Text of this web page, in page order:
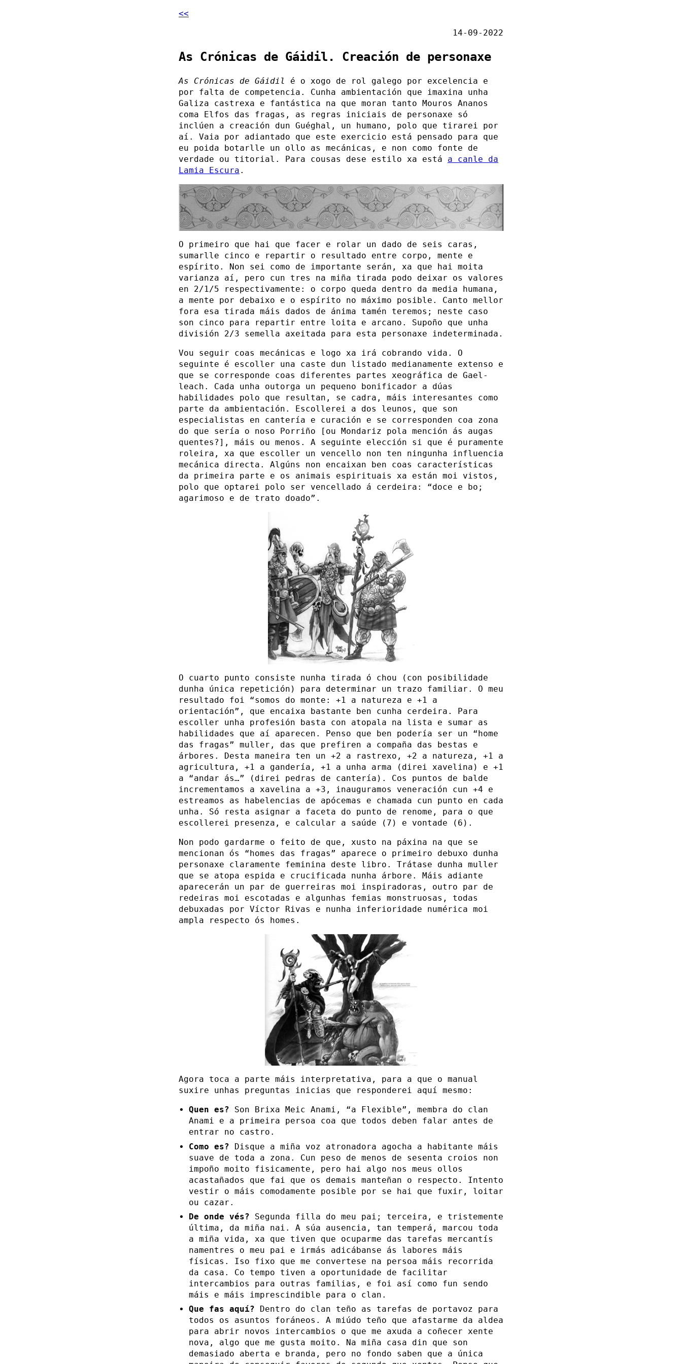
<<
14-09-2022
As Crónicas de Gáidil. Creación de personaxe
As Crónicas de Gáidil
é o xogo de rol galego por excelencia e
por falta de competencia. Cunha ambientación que imaxina unha
Galiza castrexa e fantástica na que moran tanto Mouros Ananos
coma Elfos das fragas, as regras iniciais de personaxe só
inclúen a creación dun Guéghal, un humano, polo que tirarei por
aí. Vaia por adiantado que este exercicio está pensado para que
eu poida botarlle un ollo as mecánicas, e non como fonte de
verdade ou titorial. Para cousas dese estilo xa está a canle da
Lamia Escura .
O primeiro que hai que facer e rolar un dado de seis caras,
sumarlle cinco e repartir o resultado entre corpo, mente e
espírito. Non sei como de importante serán, xa que hai moita
varianza aí, pero cun tres na miña tirada podo deixar os valores
en 2/1/5 respectivamente: o corpo queda dentro da media humana,
a mente por debaixo e o espírito no máximo posible. Canto mellor
fora esa tirada máis dados de ánima tamén teremos; neste caso
son cinco para repartir entre loita e arcano. Supoño que unha
división 2/3 semella axeitada para esta personaxe indeterminada.
Vou seguir coas mecánicas e logo xa irá cobrando vida. O
seguinte é escoller una caste dun listado medianamente extenso e
que se corresponde coas diferentes partes xeográfica de Gael-
leach. Cada unha outorga un pequeno bonificador a dúas
habilidades polo que resultan, se cadra, máis interesantes como
parte da ambientación. Escollerei a dos leunos, que son
especialistas en cantería e curación e se corresponden coa zona
do que sería o noso Porriño [ou Mondariz pola mención ás augas
quentes?], máis ou menos. A seguinte elección si que é puramente
roleira, xa que escoller un vencello non ten ningunha influencia
mecánica directa. Algúns non encaixan ben coas características
da primeira parte e os animais espirituais xa están moi vistos,
polo que optarei polo ser vencellado á cerdeira: “doce e bo;
agarimoso e de trato doado”.
O cuarto punto consiste nunha tirada ó chou (con posibilidade
dunha única repetición) para determinar un trazo familiar. O meu
resultado foi “somos do monte: +1 a natureza e +1 a
orientación”, que encaixa bastante ben cunha cerdeira. Para
escoller unha profesión basta con atopala na lista e sumar as
habilidades que aí aparecen. Penso que ben podería ser un “home
das fragas” muller, das que prefiren a compaña das bestas e
árbores. Desta maneira ten un +2 a rastrexo, +2 a natureza, +1 a
agricultura, +1 a gandería, +1 a unha arma (direi xavelina) e +1
a “andar ás…” (direi pedras de cantería). Cos puntos de balde
incrementamos a xavelina a +3, inauguramos veneración cun +4 e
estreamos as habelencias de apócemas e chamada cun punto en cada
unha. Só resta asignar a faceta do punto de renome, para o que
escollerei presenza, e calcular a saúde (7) e vontade (6).
Non podo gardarme o feito de que, xusto na páxina na que se
mencionan ós “homes das fragas” aparece o primeiro debuxo dunha
personaxe claramente feminina deste libro. Trátase dunha muller
que se atopa espida e crucificada nunha árbore. Máis adiante
aparecerán un par de guerreiras moi inspiradoras, outro par de
redeiras moi escotadas e algunhas femias monstruosas, todas
debuxadas por Víctor Rivas e nunha inferioridade numérica moi
ampla respecto ós homes.
Agora toca a parte máis interpretativa, para a que o manual
suxire unhas preguntas inicias que responderei aquí mesmo:
Quen es? Son Brixa Meic Anami, “a Flexible”, membra do clan
Anami e a primeira persoa coa que todos deben falar antes de
entrar no castro.
Como es? Disque a miña voz atronadora agocha a habitante máis
suave de toda a zona. Cun peso de menos de sesenta croios non
impoño moito fisicamente, pero hai algo nos meus ollos
acastañados que fai que os demais manteñan o respecto. Intento
vestir o máis comodamente posible por se hai que fuxir, loitar
ou cazar.
De onde vés? Segunda filla do meu pai; terceira, e tristemente
última, da miña nai. A súa ausencia, tan temperá, marcou toda
a miña vida, xa que tiven que ocuparme das tarefas mercantís
namentres o meu pai e irmás adicábanse ás labores máis
físicas. Iso fixo que me convertese na persoa máis recorrida
da casa. Co tempo tiven a oportunidade de facilitar
intercambios para outras familias, e foi así como fun sendo
máis e máis imprescindible para o clan.
Que fas aquí? Dentro do clan teño as tarefas de portavoz para
todos os asuntos foráneos. A miúdo teño que afastarme da aldea
para abrir novos intercambios o que me axuda a coñecer xente
nova, algo que me gusta moito. Na miña casa din que son
demasiado aberta e branda, pero no fondo saben que a única